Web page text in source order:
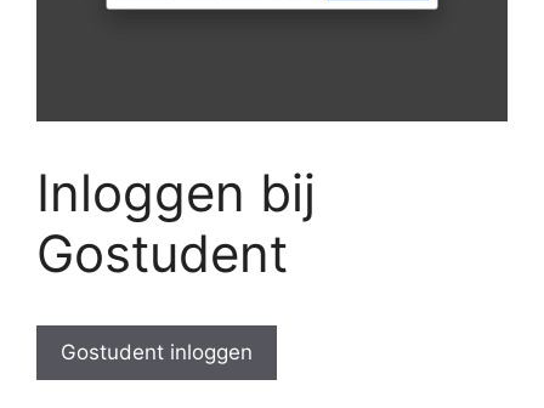
Inloggen bij
Gostudent
Gostudent inloggen